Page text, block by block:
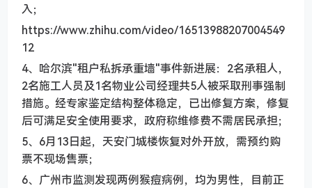
入；
https://www.zhihu.com/video/16513988207004549
12
4、哈尔滨"租户私拆承重墙"事件新进展：2名承租人，
2名施工人员及1名物业公司经理共5人被采取刑事强制
措施。经专家鉴定结构整体稳定，已出修复方案，修复
后可满足安全使用要求，政府称维修费不需居民承担；
5、6月13日起，天安门城楼恢复对外开放，需预约购
票不现场售票；
6、广州市监测发现两例猴痘病例，均为男性，目前正